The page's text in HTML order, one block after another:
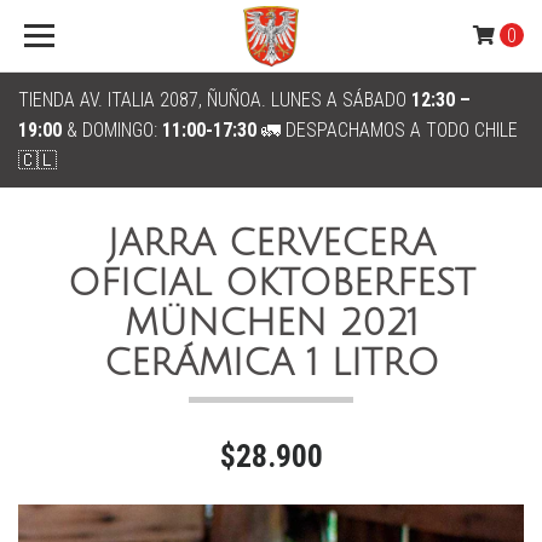
TIENDA AV. ITALIA 2087, ÑUÑOA. LUNES A SÁBADO 12:30 –
19:00 & DOMINGO: 11:00-17:30 🚛 DESPACHAMOS A TODO CHILE
🇨🇱
0
JARRA CERVECERA
OFICIAL OKTOBERFEST
MÜNCHEN 2021
CERÁMICA 1 LITRO
$28.900